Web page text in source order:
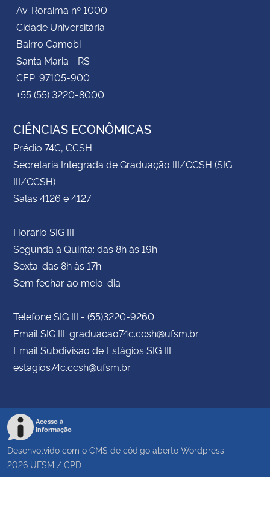
Av. Roraima nº 1000
Cidade Universitária
Bairro Camobi
Santa Maria - RS
CEP: 97105-900
+55 (55) 3220-8000
CIÊNCIAS ECONÔMICAS
Prédio 74C, CCSH
Secretaria Integrada de Graduação III/CCSH (SIG
III/CCSH)
Salas 4126 e 4127
Horário SIG III
Segunda à Quinta: das 8h às 19h
Sexta: das 8h às 17h
Sem fechar ao meio-dia
Telefone SIG III - (55)3220-9260
Email SIG III: graduacao74c.ccsh@ufsm.br
Email Subdivisão de Estágios SIG III:
estagios74c.ccsh@ufsm.br
Acesso à
Informação
Desenvolvido com o CMS de código aberto Wordpress
2026 UFSM / CPD